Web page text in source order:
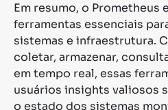
Em resumo, o Prometheus
ferramentas essenciais
sistemas e infraestrutura.
coletar, armazenar,
em tempo real, essas
usuários insights valiosos
o estado dos sistemas